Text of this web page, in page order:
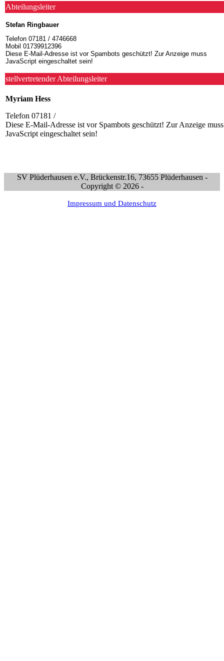
Abteilungsleiter
Stefan Ringbauer
Telefon 07181 / 4746668
Mobil 01739912396
Diese E-Mail-Adresse ist vor Spambots geschützt! Zur Anzeige muss
JavaScript eingeschaltet sein!
stellvertretender Abteilungsleiter
Myriam Hess
Telefon 07181 /
Diese E-Mail-Adresse ist vor Spambots geschützt! Zur Anzeige muss
JavaScript eingeschaltet sein!
SV Plüderhausen e.V., Brückenstr.16, 73655 Plüderhausen -
Copyright © 2026 -
Impressum und Datenschutz